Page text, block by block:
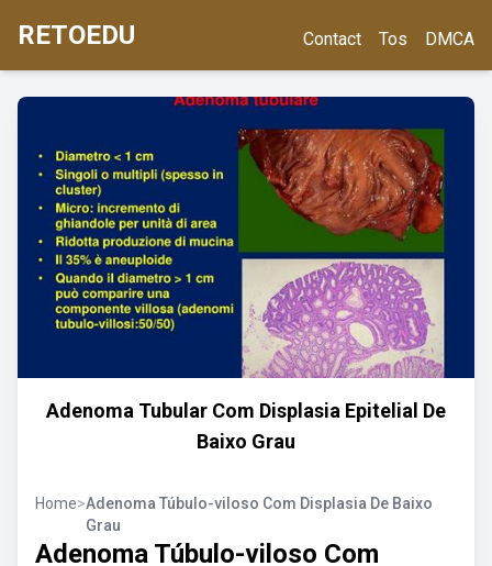
RETOEDU Contact Tos DMCA
Adenoma Tubular Com Displasia Epitelial De
Baixo Grau
Home>Adenoma Túbulo-viloso Com Displasia De Baixo
Grau
Adenoma Túbulo-viloso Com